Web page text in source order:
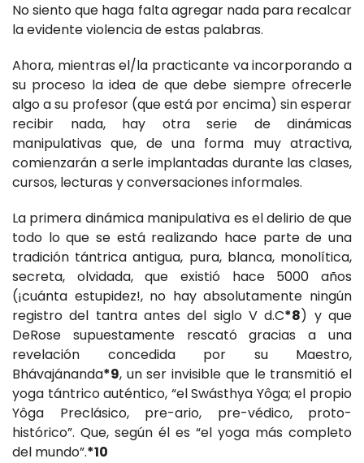
No siento que haga falta agregar nada para recalcar
la evidente violencia de estas palabras.
Ahora, mientras el/la practicante va incorporando a
su proceso la idea de que debe siempre ofrecerle
algo a su profesor (que está por encima) sin esperar
recibir nada, hay otra serie de dinámicas
manipulativas que, de una forma muy atractiva,
comienzarán a serle implantadas durante las clases,
cursos, lecturas y conversaciones informales.
La primera dinámica manipulativa es el delirio de que
todo lo que se está realizando hace parte de una
tradición tántrica antigua, pura, blanca, monolítica,
secreta, olvidada, que existió hace 5000 años
(¡cuánta estupidez!, no hay absolutamente ningún
registro del tantra antes del siglo V d.C*8) y que
DeRose supuestamente rescató gracias a una
revelación concedida por su Maestro,
Bhávajánanda*9, un ser invisible que le transmitió el
yoga tántrico auténtico, “el Swásthya Yôga; el propio
Yôga Preclásico, pre-ario, pre-védico, proto-
histórico”. Que, según él es “el yoga más completo
del mundo”.*10